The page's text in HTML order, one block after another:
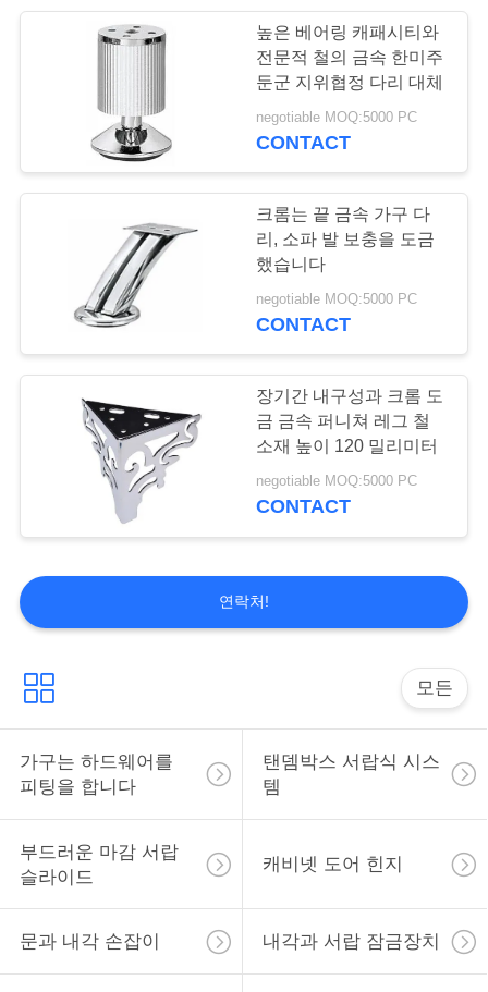
가구 내각 조명
26
문 구멍 시청자
가구 피마자 바퀴
장붓구멍 도어 록
15
높은 베어링 캐패시티와
전문적 철의 금속 한미주
둔군 지위협정 다리 대체
negotiable MOQ:5000 PC
CONTACT
크롬는 끝 금속 가구 다
리, 소파 발 보충을 도금
했습니다
negotiable MOQ:5000 PC
CONTACT
장기간 내구성과 크롬 도
금 금속 퍼니쳐 레그 철
소재 높이 120 밀리미터
negotiable MOQ:5000 PC
CONTACT
연락처!
모든
가구는 하드웨어를
피팅을 합니다
탠뎀박스 서랍식 시스
템
부드러운 마감 서랍
슬라이드
캐비넷 도어 힌지
문과 내각 손잡이 내각과 서랍 잠금장치